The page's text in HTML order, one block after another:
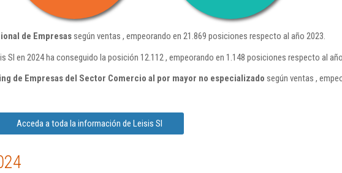
de Empresassegún ventas , empeorando en 21.869 posiciones respecto al año 2023.
Sl en 2024 ha conseguido la posición 12.112 , empeorando en 1.148 posiciones respecto al
de Empresas del Sector Comercio al por mayor no especializado según ventas ,
Acceda a toda la información de Leisis Sl